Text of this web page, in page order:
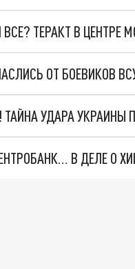
ТЕРАКТ В ЦЕНТРЕ
ОТ БОЕВИКОВ
ТАЙНА УДАРА